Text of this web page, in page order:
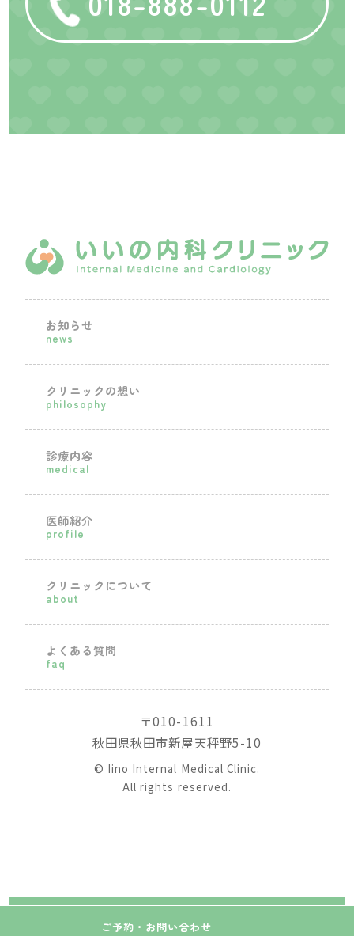
ご予約・お問い合わせ
お知らせ
news
クリニックの想い
philosophy
診療内容
medical
医師紹介
profile
クリニックについて
about
よくある質問
faq
〒010-1611
秋田県秋田市新屋天秤野5-10
© Iino Internal Medical Clinic.
All rights reserved.